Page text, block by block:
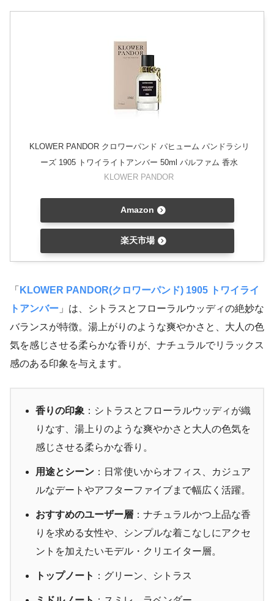
KLOWER PANDOR クロワーパンド パヒューム パンドラシリ
ーズ 1905 トワイライトアンバー 50ml パルファム 香水
KLOWER PANDOR
Amazon
楽天市場
「 KLOWER PANDOR(クロワーパンド) 1905 トワイライ
トアンバー 」は、シトラスとフローラルウッディの絶妙な
バランスが特徴。湯上がりのような爽やかさと、大人の色
気を感じさせる柔らかな香りが、ナチュラルでリラックス
感のある印象を与えます。
香りの印象 ：シトラスとフローラルウッディが織
りなす、湯上りのような爽やかさと大人の色気を
感じさせる柔らかな香り。
用途とシーン ：日常使いからオフィス、カジュア
ルなデートやアフターファイブまで幅広く活躍。
おすすめのユーザー層 ：ナチュラルかつ上品な香
りを求める女性や、シンプルな着こなしにアクセ
ントを加えたいモデル・クリエイター層。
トップノート ：グリーン、シトラス